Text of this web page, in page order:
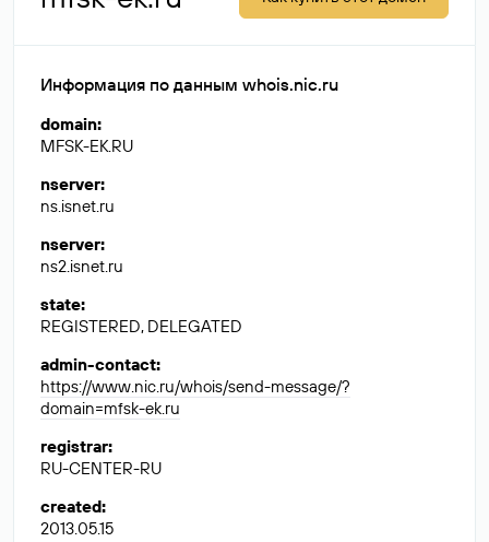
Информация по данным whois.nic.ru
domain:
MFSK-EK.RU
nserver:
ns.isnet.ru
nserver:
ns2.isnet.ru
state:
REGISTERED, DELEGATED
admin-contact:
https://www.nic.ru/whois/send-message/?
domain=mfsk-ek.ru
registrar:
RU-CENTER-RU
created:
2013.05.15